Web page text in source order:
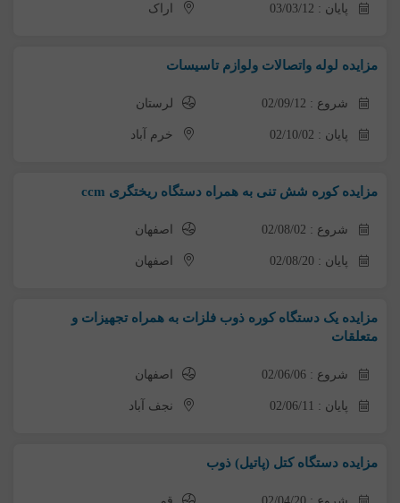
پایان : 03/03/12 اراک
مزایده لوله واتصالات ولوازم تاسیسات
شروع : 02/09/12 لرستان
پایان : 02/10/02 خرم آباد
مزایده کوره شش تنی به همراه دستگاه ریختگری ccm
شروع : 02/08/02 اصفهان
پایان : 02/08/20 اصفهان
مزایده یک دستگاه کوره ذوب فلزات به همراه تجهیزات و
متعلقات
شروع : 02/06/06 اصفهان
پایان : 02/06/11 نجف آباد
مزایده دستگاه کتل (پاتیل) ذوب
شروع : 02/04/20 قم